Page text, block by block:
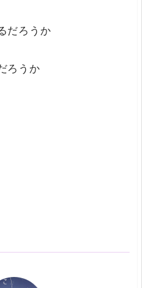
だろうか
ろうか